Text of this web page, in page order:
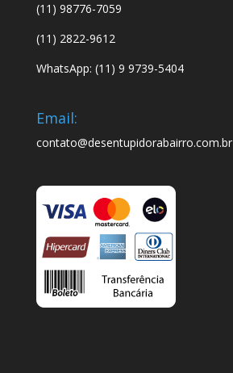
(11) 98776-7059
(11) 2822-9612
WhatsApp: (11) 9 9739-5404
Email:
contato@desentupidorabairro.com.br